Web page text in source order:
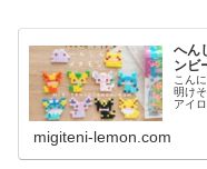
へん
ンビ
こん
明け
アイ
migiteni-lemon.com